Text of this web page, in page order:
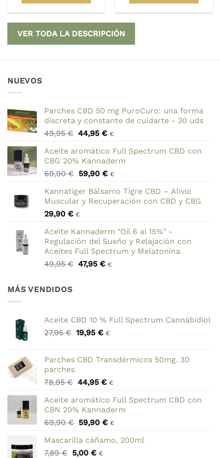
VER TODA LA DESCRIPCIÓN
NUEVOS
Parches CBD 50 mg PuroCuro: una forma
discreta y constante de cuidarte - 30 uds
49,95€ El
original
era:
49,95 €.
44,95 €El
actual
es:
44,95 €.
€
Aceite aromático Full Spectrum CBD con
CBG 20% Kannaderm
69,90€ El
original
era:
69,90 €.
59,90 €El
actual
es:
€
Kannatiger Bálsamo Tigre CBD – Alivio
Muscular y Recuperación con CBD y CBG
29,90 € €
Aceite Kannaderm "Oil 6 al 15%" -
Regulación del Sueño y Relajación con
Aceites Full Spectrum y Melatonina
49,95€ El
47,95 €El
€
MÁS VENDIDOS
Aceite CBD 10 % Full Spectrum Cannabidiol
27,95€ El
era:
19,95 €El
es:
€
Parches CBD Transdérmicos 50mg. 30
parches
78,95€ El
original
era:
78,95 €.
44,95 €El
actual
es:
44,95 €.
€
Aceite aromático Full Spectrum CBD con
CBN 20% Kannaderm
69,90€ El
original
era:
59,90 €El
actual
€
Mascarilla cáñamo, 200ml
7,89€ El
5,00 €El
€